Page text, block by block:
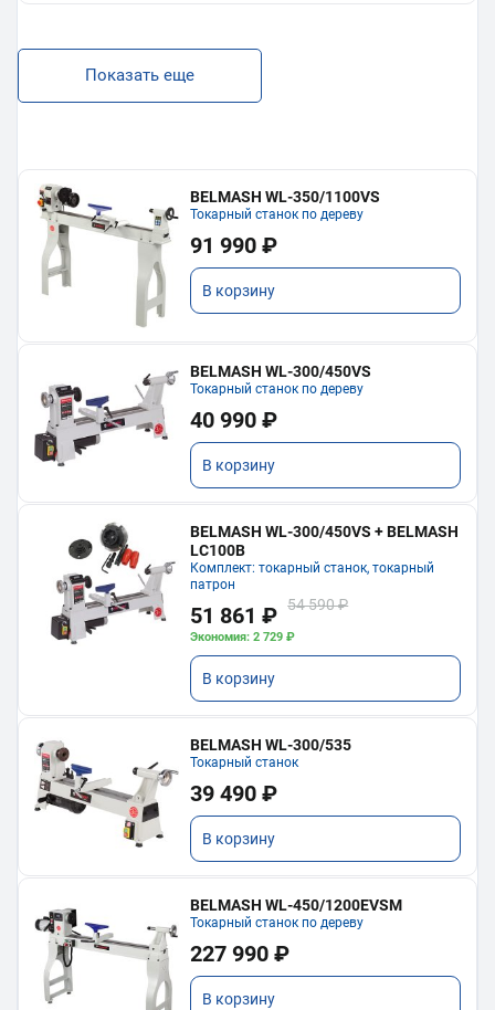
Показать еще
BELMASH WL-350/1100VS
Токарный станок по дереву
91 990 ₽
В корзину
BELMASH WL-300/450VS
Токарный станок по дереву
40 990 ₽
В корзину
BELMASH WL-300/450VS + BELMASH
LC100B
Комплект: токарный станок, токарный
патрон
51 861 ₽ 54 590 ₽
Экономия: 2 729 ₽
В корзину
BELMASH WL-300/535
Токарный станок
39 490 ₽
В корзину
BELMASH WL-450/1200EVSM
Токарный станок по дереву
227 990 ₽
В корзину